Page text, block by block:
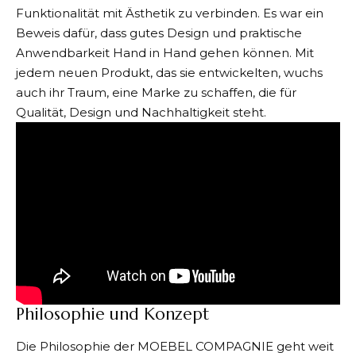
Funktionalität mit Ästhetik zu verbinden. Es war ein
Beweis dafür, dass gutes Design und praktische
Anwendbarkeit Hand in Hand gehen können. Mit
jedem neuen Produkt, das sie entwickelten, wuchs
auch ihr Traum, eine Marke zu schaffen, die für
Qualität, Design und Nachhaltigkeit steht.
Philosophie und Konzept
Die Philosophie der MOEBEL COMPAGNIE geht weit